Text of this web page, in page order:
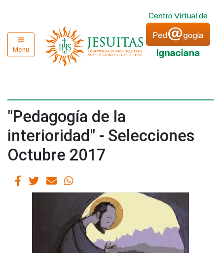
Menu
"Pedagogía de la
interioridad" - Selecciones
Octubre 2017